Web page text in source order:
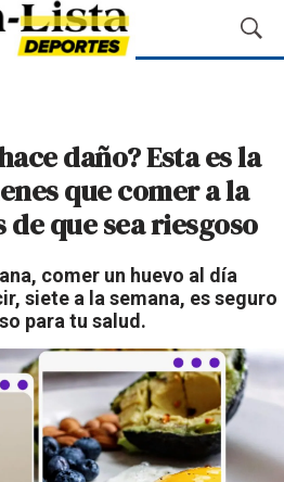
M
o
a
r
B
ú
u
e
a
daño? Esta es la
que comer a la
de que sea riesgoso
comer un huevo al día
siete a la semana, es seguro
para tu salud.